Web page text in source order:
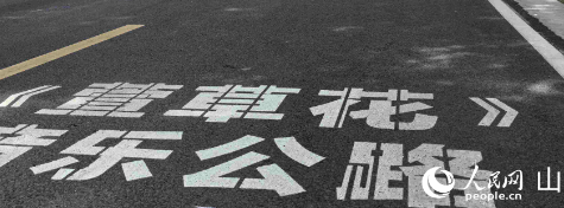
中
國
網〉
中